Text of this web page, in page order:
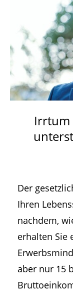
Irrtum
Der
Ihren
nachdem,
erhalten Sie
aber nur 15